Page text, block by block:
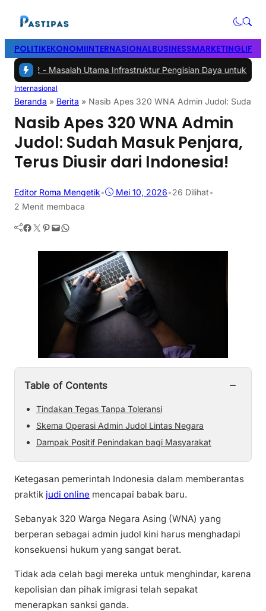
POLITIKEKONOMIINTERNASIONALBUSINESSMARKETING
Masalah Utama Infrastruktur Pengisian Daya untuk Mobil Listrik
Internasional
Beranda » Berita » Nasib Apes 320 WNA Admin Judol: Sudah
Nasib Apes 320 WNA Admin
Judol: Sudah Masuk Penjara,
Terus Diusir dari Indonesia!
Editor Roma Mengetik• Mei 10, 2026•26 Dilihat•
2 Menit membaca
Facebook Twitter Pinterest Mail WhatsApp
Table of Contents −
Tindakan Tegas Tanpa Toleransi
Skema Operasi Admin Judol Lintas Negara
Dampak Positif Penindakan bagi Masyarakat
Ketegasan pemerintah Indonesia dalam memberantas
praktik judi online mencapai babak baru.
Sebanyak 320 Warga Negara Asing (WNA) yang
berperan sebagai admin judol kini harus menghadapi
konsekuensi hukum yang sangat berat.
Tidak ada celah bagi mereka untuk menghindar, karena
kepolisian dan pihak imigrasi telah sepakat
menerapkan sanksi ganda.